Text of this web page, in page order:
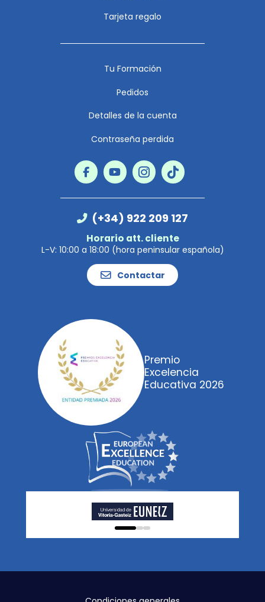
Tarjeta regalo
Tu Formación
Pedidos
Detalles de la cuenta
Contraseña perdida
(+34) 922 209 127
Horario att. cliente
L-V: 10:00 a 18:00 (hora peninsular española)
Contactar
Premio
Excelencia
Educativa 2026
0 1 2